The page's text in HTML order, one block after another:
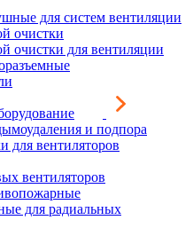
для систем вентиляции
очистки
очистки для вентиляции
и подпора
для вентиляторов
вентиляторов
для радиальных